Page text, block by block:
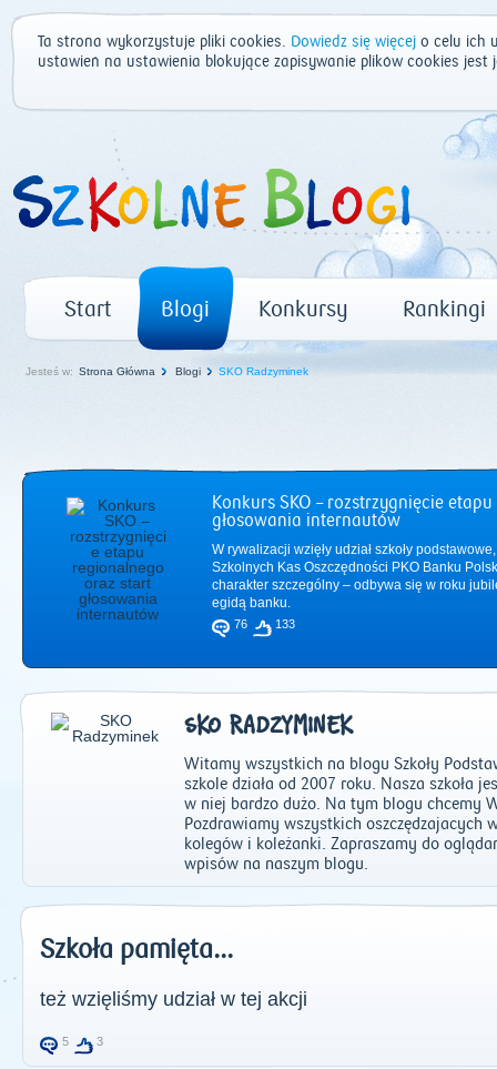
Ta strona wykorzystuje pliki cookies. Dowiedz się więcej o celu ich
ustawień na ustawienia blokujące zapisywanie plików cookies
Start Blogi Konkursy Rankingi
Jesteś w: Strona Główna Blogi SKO Radzyminek
Konkurs SKO – rozstrzygnięcie
głosowania internautów
W rywalizacji wzięły udział szkoły
Szkolnych Kas Oszczędności PKO Banku
charakter szczególny – odbywa się w roku
egidą banku.
76 133
SKO RADZYMINEK
Witamy wszystkich na blogu Szkoły
szkole działa od 2007 roku. Nasza szkoła
w niej bardzo dużo. Na tym blogu chcemy
Pozdrawiamy wszystkich oszczędzajacych
kolegów i koleżanki. Zapraszamy do
wpisów na naszym blogu.
Szkoła pamięta...
też wzięliśmy udział w tej akcji
5 3
2011| 2012|